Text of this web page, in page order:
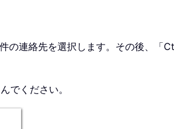
の連絡先を選択します。その後、「
でください。